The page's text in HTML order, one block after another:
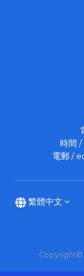
時間
電郵 /
繁體中文
Copyright©